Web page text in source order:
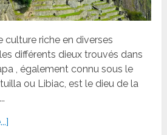
culture riche en diverses
différents dieux trouvés dans
, également connu sous le
ou Libiac, est le dieu de la